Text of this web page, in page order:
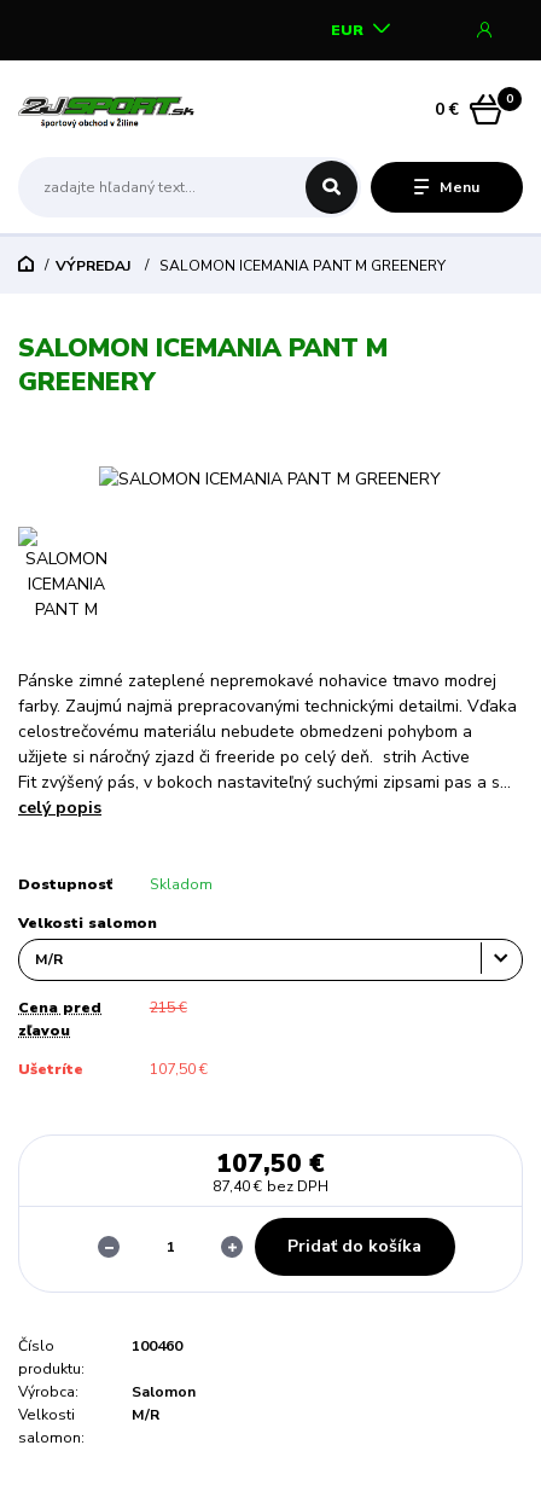
Menu
EUR
0
0 €
VÝPREDAJ SALOMON ICEMANIA PANT M GREENERY
SALOMON ICEMANIA PANT M
GREENERY
Pánske zimné zateplené nepremokavé nohavice tmavo modrej
farby. Zaujmú najmä prepracovanými technickými detailmi. Vďaka
celostrečovému materiálu nebudete obmedzeni pohybom a
užijete si náročný zjazd či freeride po celý deň. strih Active
Fit zvýšený pás, v bokoch nastaviteľný suchými zipsami pas a s...
celý popis
Dostupnosť Skladom
Velkosti salomon
Cena pred
zľavou
215 €
Ušetríte 107,50 €
107,50 €
87,40 € bez DPH
Pridať do košíka
Číslo
produktu:
100460
Výrobca:
Salomon
Velkosti
salomon:
M/R